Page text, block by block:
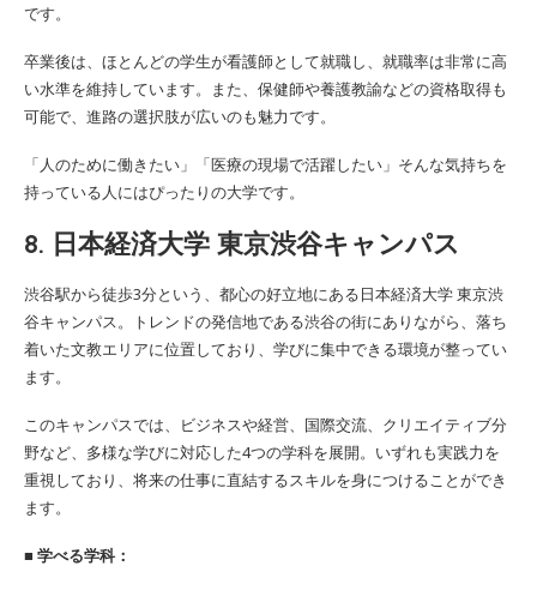
です。
卒業後は、ほとんどの学生が看護師として就職し、就職率は非常に高
い水準を維持しています。また、保健師や養護教諭などの資格取得も
可能で、進路の選択肢が広いのも魅力です。
「人のために働きたい」「医療の現場で活躍したい」そんな気持ちを
持っている人にはぴったりの大学です。
8. 日本経済大学 東京渋谷キャンパス
渋谷駅から徒歩3分という、都心の好立地にある日本経済大学 東京渋
谷キャンパス。トレンドの発信地である渋谷の街にありながら、落ち
着いた文教エリアに位置しており、学びに集中できる環境が整ってい
ます。
このキャンパスでは、ビジネスや経営、国際交流、クリエイティブ分
野など、多様な学びに対応した4つの学科を展開。いずれも実践力を
重視しており、将来の仕事に直結するスキルを身につけることができ
ます。
■ 学べる学科：